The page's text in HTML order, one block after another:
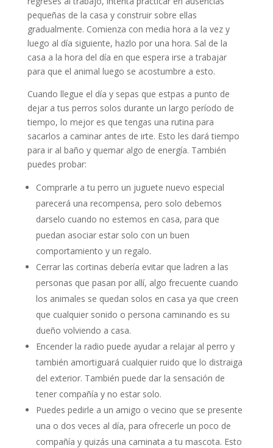
pequeñas de la casa y construir sobre ellas
gradualmente. Comienza con media hora a la vez y
luego al día siguiente, hazlo por una hora. Sal de la
casa a la hora del día en que espera irse a trabajar
para que el animal luego se acostumbre a esto.
Cuando llegue el día y sepas que estpas a punto de
dejar a tus perros solos durante un largo período de
tiempo, lo mejor es que tengas una rutina para
sacarlos a caminar antes de irte. Esto les dará tiempo
para ir al baño y quemar algo de energía. También
puedes probar:
Comprarle a tu perro un juguete nuevo especial
parecerá una recompensa, pero solo debemos
darselo cuando no estemos en casa, para que
puedan asociar estar solo con un buen
comportamiento y un regalo.
Cerrar las cortinas debería evitar que ladren a las
personas que pasan por allí, algo frecuente cuando
los animales se quedan solos en casa ya que creen
que cualquier sonido o persona caminando es su
dueño volviendo a casa.
Encender la radio puede ayudar a relajar al perro y
también amortiguará cualquier ruido que lo distraiga
del exterior. También puede dar la sensación de
tener compañía y no estar solo.
Puedes pedirle a un amigo o vecino que se presente
una o dos veces al día, para ofrecerle un poco de
compañía y quizás una caminata a tu mascota. Esto